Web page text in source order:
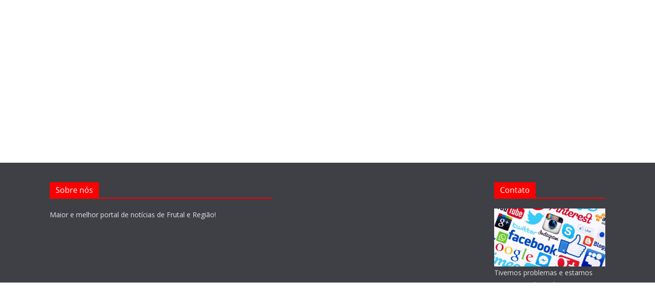
Sobre nós
Maior e melhor portal de notícias de Frutal e Região!
Contato
Tivemos problemas e estamos
reorganizando o Blog!